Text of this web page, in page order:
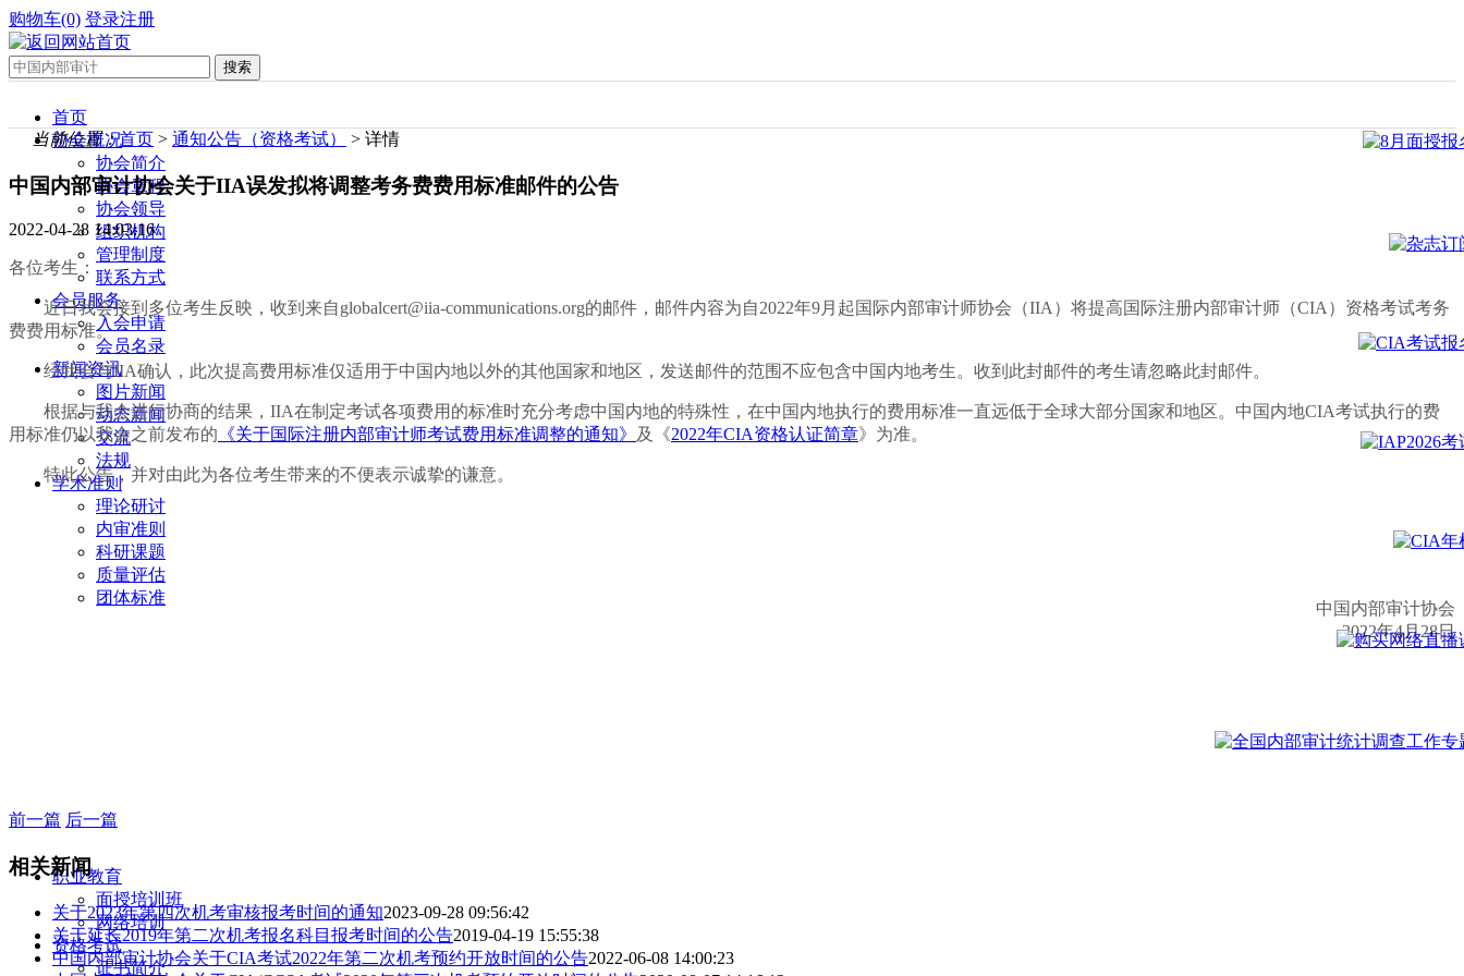
购物车(0) 登录注册
首页
协会概况
协会简介
协会章程
协会领导
组织机构
管理制度
联系方式
会员服务
入会申请
会员名录
新闻资讯
图片新闻
动态新闻
交流
法规
学术准则
理论研讨
内审准则
科研课题
质量评估
团体标准
职业教育
面授培训班
网络培训
资格考试
证书简介
当前位置：首页 > 通知公告（资格考试） > 详情
中国内部审计协会关于IIA误发拟将调整考务费费用标准邮件的公告
2022-04-28 14:03:16
各位考生：
近日我会接到多位考生反映，收到来自globalcert@iia-communications.org的邮件，邮件内容为自2022年9月起国际内部审计师协会（IIA）将提高国际注册内部审计师（CIA）资格考试考务
费费用标准。
经我会与IIA确认，此次提高费用标准仅适用于中国内地以外的其他国家和地区，发送邮件的范围不应包含中国内地考生。收到此封邮件的考生请忽略此封邮件。
根据与我会进行协商的结果，IIA在制定考试各项费用的标准时充分考虑中国内地的特殊性，在中国内地执行的费用标准一直远低于全球大部分国家和地区。中国内地CIA考试执行的费
用标准仍以我会之前发布的 《关于国际注册内部审计师考试费用标准调整的通知》 及《2022年CIA资格认证简章》为准。
特此公告，并对由此为各位考生带来的不便表示诚挚的谦意。
中国内部审计协会
2022年4月28日
前一篇 后一篇
相关新闻
关于2023年第四次机考审核报考时间的通知2023-09-28 09:56:42
关于延长2019年第二次机考报名科目报考时间的公告2019-04-19 15:55:38
中国内部审计协会关于CIA考试2022年第二次机考预约开放时间的公告2022-06-08 14:00:23